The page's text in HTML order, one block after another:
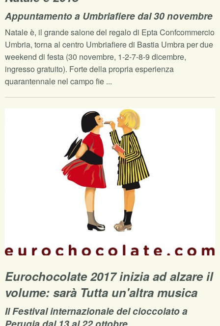
Appuntamento a Umbriafiere dal 30 novembre
Natale è, il grande salone del regalo di Epta Confcommercio
Umbria, torna al centro Umbriafiere di Bastia Umbra per due
weekend di festa (30 novembre, 1-2-7-8-9 dicembre,
ingresso gratuito). Forte della propria esperienza
quarantennale nel campo fie ...
Eurochocolate 2017 inizia ad alzare il
volume: sarà Tutta un'altra musica
Il Festival internazionale del cioccolato a